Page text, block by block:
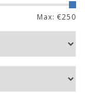
Max: €250